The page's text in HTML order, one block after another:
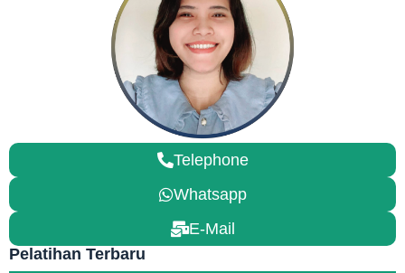
Telephone
Whatsapp
E-Mail
Pelatihan Terbaru